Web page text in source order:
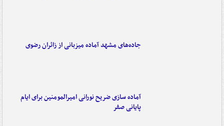
جاده‌های مشهد آماده میزبانی از زائران رضوی
آماده سازی ضریح نورانی امیرالمومنین برای ایام
پایانی صفر